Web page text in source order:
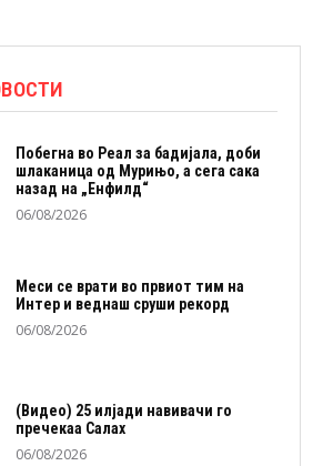
Побегна во Реал за бадијала, доби
шлаканица од Мурињо, а сега сака
назад на „Енфилд“
06/08/2026
Меси се врати во првиот тим на
Интер и веднаш сруши рекорд
06/08/2026
(Видео) 25 илјади навивачи го
пречекаа Салах
06/08/2026